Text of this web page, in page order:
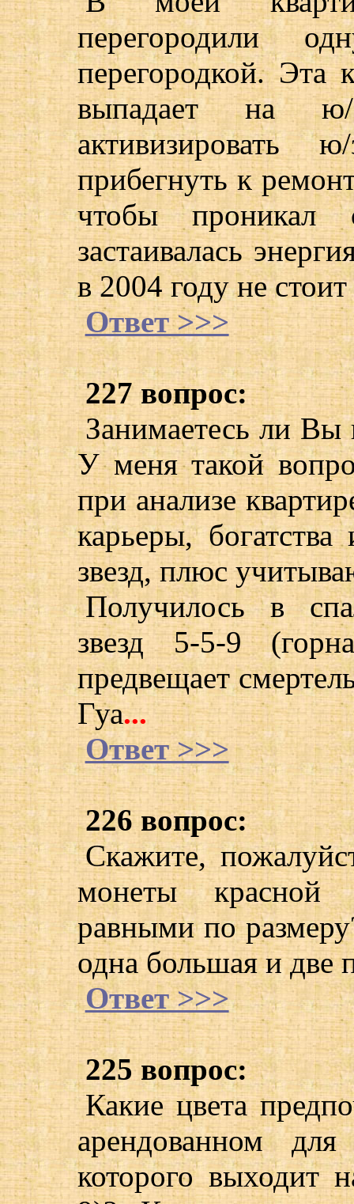
перегородили
перегородкой. Эта
выпадает на
прибегнуть к
чтобы
застаивалась
в 2004 году не
Ответ >>>
227 вопрос:
Занимаетесь ли
У меня такой
при анализе
карьеры,
звезд, плюс
Получилось в
звезд 5-5-9
предвещает
Гуа...
Ответ >>>
226 вопрос:
Скажите,
монеты красной
равными по
одна большая и две
Ответ >>>
225 вопрос:
Какие цвета
арендованном
которого выходит